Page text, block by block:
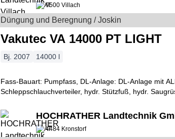
9500 Villach
Düngung und Beregnung / Joskin
Vakutec VA 14000 PT LIGHT
Bj. 2007 14000 l
Fass-Bauart: Pumpfass, DL-Anlage: DL-Anlage mit
Schleppschlauchverteiler, hydr. Stützfuß, hydr.
HOCHRATHER Landtechnik
4484 Kronstorf